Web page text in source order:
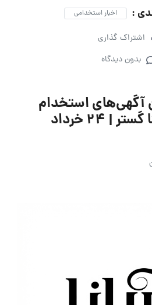
: اخبار استخدامی
اشتراک گذاری
بدون دیدگاه
استخدام
آریانا سلولز سپنتا گستر | ۲۴ خرداد